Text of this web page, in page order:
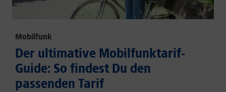
Mobilfunk
Der ultimative Mobilfunktarif-
Guide: So findest Du den
passenden Tarif